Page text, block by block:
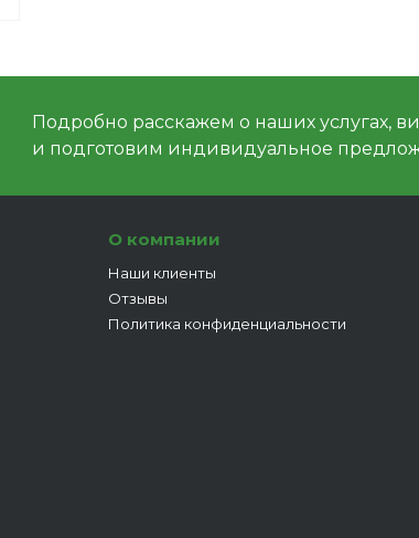
Подробно расскажем о наших услугах,
и подготовим индивидуальное
О компании
Наши клиенты
Отзывы
Политика конфиденциальности